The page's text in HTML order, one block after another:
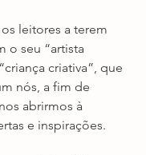
leitores a terem
o seu “artista
criativa”, que
nós, a fim de
abrirmos à
e inspirações.